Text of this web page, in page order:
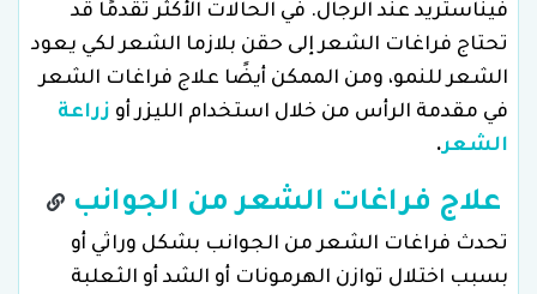
فيناستريد عند الرجال. في الحالات الأكثر تقدمًا قد
تحتاج فراغات الشعر إلى حقن بلازما الشعر لكي يعود
الشعر للنمو، ومن الممكن أيضًا علاج فراغات الشعر
في مقدمة الرأس من خلال استخدام الليزر أو زراعة
الشعر.
علاج فراغات الشعر من الجوانب
تحدث فراغات الشعر من الجوانب بشكل وراثي أو
بسبب اختلال توازن الهرمونات أو الشد أو الثعلبة